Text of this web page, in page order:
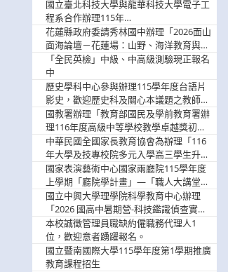
國立臺北科技大學與龍華科技大學電子工
程系合作辦理115年
「115.08.10~08.12「AI賦能應用於智慧半
導體研習營」，歡迎學生踴躍報名參加
花蓮縣政府委請秀林國中辦理「2026面山
面海論壇－花蓮場：山野、海洋教育與戶
外安全實務課程」，歡迎踴躍報名參加
「全民英檢」中級、中高級測驗現正報名
中
歷史學科中心參與辦理115學年度台語片
影史，歡迎歷史科及關心本議題之教師踴
躍報名參加
國教署辦理「教育部國民及學前教育署辦
理116年度高級中等學校教學卓越獎初選
實施計畫」，鼓勵教師踴躍報名
中華民國全國家長教育協會為辦理「116
年大學及技專校院多元入學高三學生升學
輔導家長說明會」
國家表演藝術中心國家兩廳院115學年度
上學期「廳院學計畫」—「職人大講堂」
及「一日體驗課程」，鼓勵踴躍報名參
與。
國立中興大學理學院科學教育中心辦理
「2026 國高中暑期營-科技鑑識偵查實戰
營」活動資訊，鼓勵學生踴躍報名參加。
本校誠徵管理員職缺約僱職務代理人1
位，歡迎意者踴躍報名。
國立暨南國際大學115學年度第1學期推廣
教育課程招生